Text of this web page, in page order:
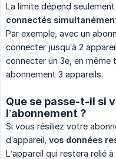
La limite dépend seulement
connectés
Par exemple, avec un
connecter jusqu’à 2
connecter un 3e, en même
abonnement 3 appareils.
Que se passe-t-il si
l’abonnement ?
Si vous résiliez votre
d’appareil, vos données
L’appareil qui restera relié